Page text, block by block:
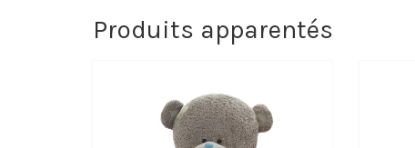
Caractéristiques de la
Peluche représenté : souris
Qualité supérieur
Ultra douce
Matière de la peluche : coton
Produits apparentés